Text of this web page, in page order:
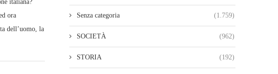
italiana?
ora
dell’uomo, la
Senza categoria (1.759)
SOCIETÀ (962)
STORIA (192)